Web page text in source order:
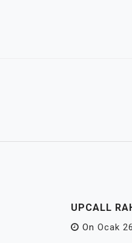
UPCALL
On Ocak